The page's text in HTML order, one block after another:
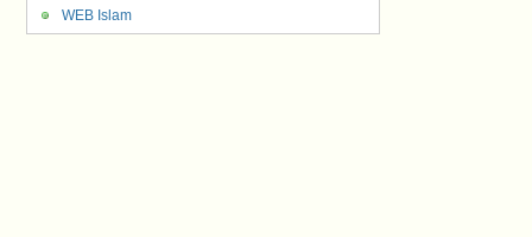
WEB Islam